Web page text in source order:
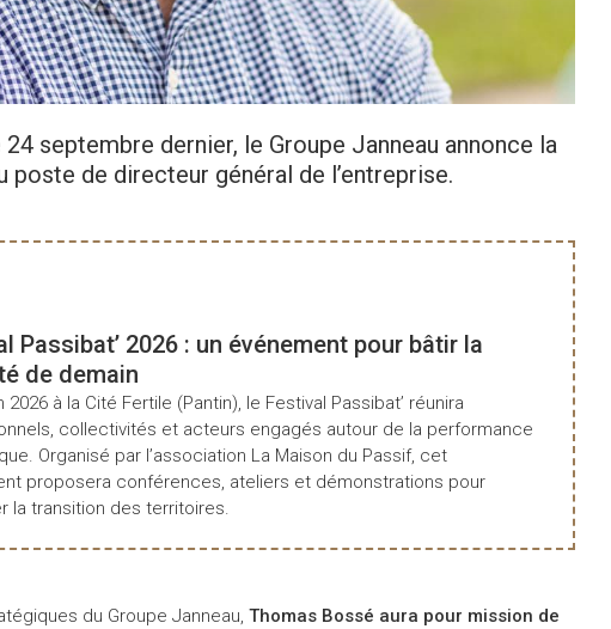
septembre dernier, le Groupe Janneau annonce la
poste de directeur général de l’entreprise.
Passibat’ 2026 : un événement pour bâtir la
de demain
2026 à la Cité Fertile (Pantin), le Festival Passibat’ réunira
collectivités et acteurs engagés autour de la performance
Organisé par l’association La Maison du Passif, cet
proposera conférences, ateliers et démonstrations pour
la transition des territoires.
du Groupe Janneau, Thomas Bossé aura pour mission de